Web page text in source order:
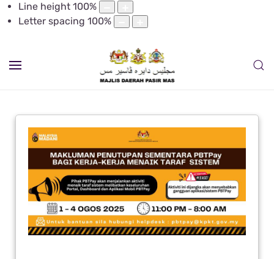
Line height 100%
Letter spacing 100%